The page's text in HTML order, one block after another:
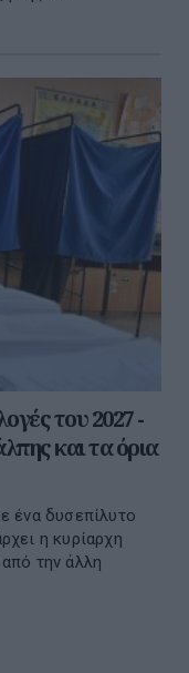
του 2027 -
και τα όρια
ένα δυσεπίλυτο
η κυρίαρχη
την άλλη